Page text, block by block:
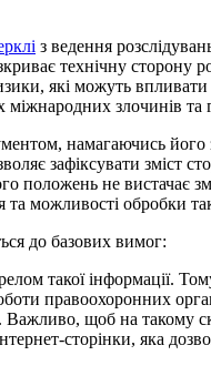
з ведення
технічну сторону
які можуть
міжнародних злочинів
намагаючись
зафіксувати зміст
положень не вистачає
та можливості обробки
до базових вимог:
такої інформації.
правоохоронних
щоб на такому
сторінки, яка